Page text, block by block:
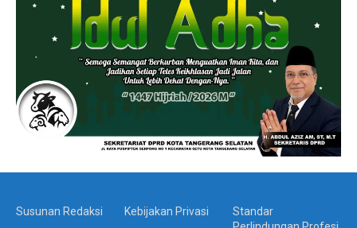
Susunan Redaksi Kebijakan Privasi
Standar